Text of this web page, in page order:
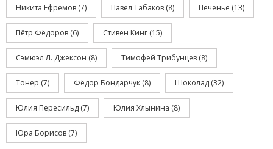
Никита Ефремов (7) Павел Табаков (8) Печенье (13)
Пётр Фёдоров (6) Стивен Кинг (15)
Сэмюэл Л. Джексон (8) Тимофей Трибунцев (8)
Тонер (7) Фёдор Бондарчук (8) Шоколад (32)
Юлия Пересильд (7) Юлия Хлынина (8)
Юра Борисов (7)